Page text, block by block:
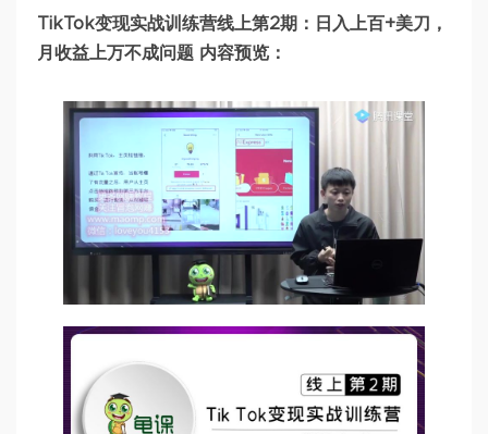
TikTok变现实战训练营线上第2期：日入上百+美刀，
月收益上万不成问题 内容预览：